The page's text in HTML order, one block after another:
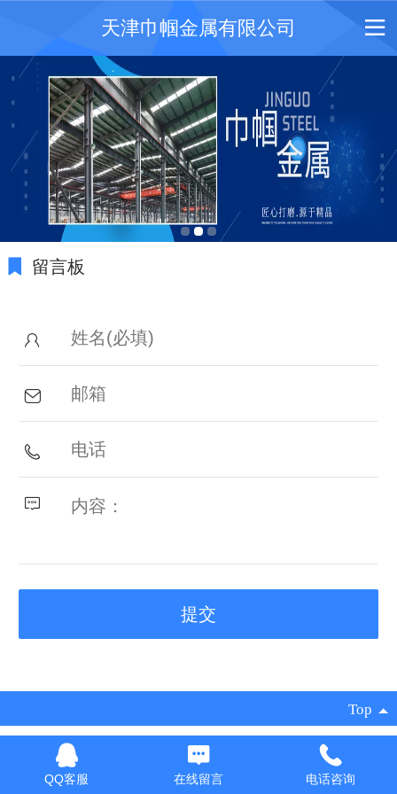
天津巾帼金属有限公司
留言板
Top
2026 版权所有
技术支持：云创诚达
QQ客服 在线留言 电话咨询